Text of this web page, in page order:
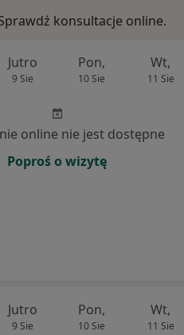
konsultacje online.
Jutro
9 Sie
Pon,
10 Sie
Wt,
11 Sie
online nie jest dostępne
Poproś o wizytę
Jutro
9 Sie
Pon,
10 Sie
Wt,
11 Sie